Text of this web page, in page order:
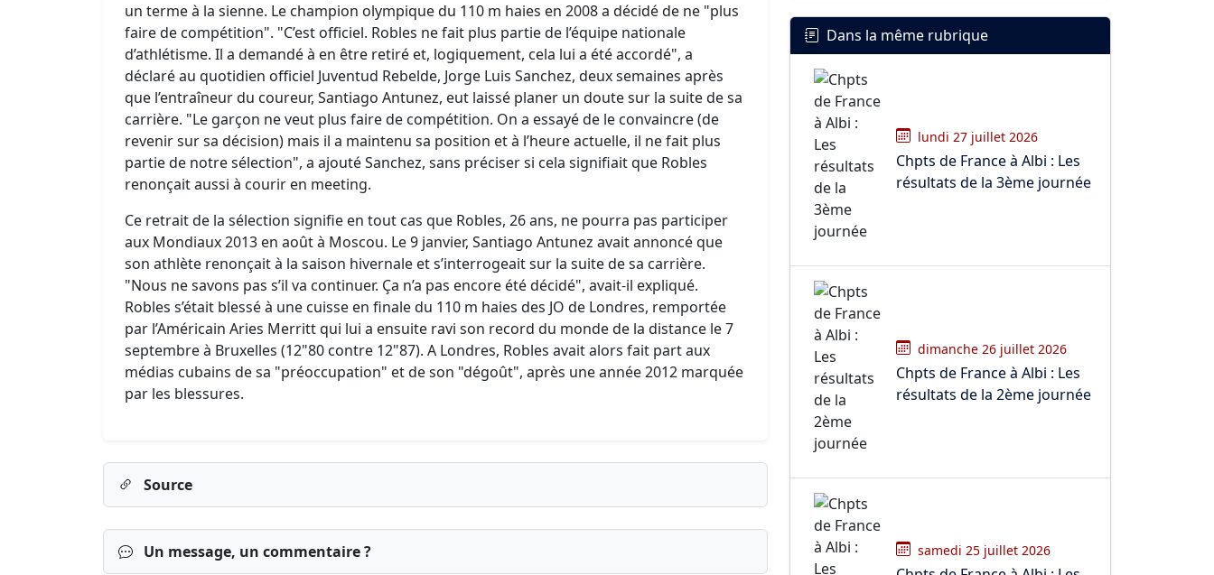
un terme à la sienne. Le champion olympique du 110 m haies en 2008 a décidé de ne "plus
faire de compétition". "C’est officiel. Robles ne fait plus partie de l’équipe nationale
d’athlétisme. Il a demandé à en être retiré et, logiquement, cela lui a été accordé", a
déclaré au quotidien officiel Juventud Rebelde, Jorge Luis Sanchez, deux semaines après
que l’entraîneur du coureur, Santiago Antunez, eut laissé planer un doute sur la suite de sa
carrière. "Le garçon ne veut plus faire de compétition. On a essayé de le convaincre (de
revenir sur sa décision) mais il a maintenu sa position et à l’heure actuelle, il ne fait plus
partie de notre sélection", a ajouté Sanchez, sans préciser si cela signifiait que Robles
renonçait aussi à courir en meeting.
Ce retrait de la sélection signifie en tout cas que Robles, 26 ans, ne pourra pas participer
aux Mondiaux 2013 en août à Moscou. Le 9 janvier, Santiago Antunez avait annoncé que
son athlète renonçait à la saison hivernale et s’interrogeait sur la suite de sa carrière.
"Nous ne savons pas s’il va continuer. Ça n’a pas encore été décidé", avait-il expliqué.
Robles s’était blessé à une cuisse en finale du 110 m haies des JO de Londres, remportée
par l’Américain Aries Merritt qui lui a ensuite ravi son record du monde de la distance le 7
septembre à Bruxelles (12"80 contre 12"87). A Londres, Robles avait alors fait part aux
médias cubains de sa "préoccupation" et de son "dégoût", après une année 2012 marquée
par les blessures.
Source
Un message, un commentaire ?
Dans la même rubrique
lundi 27 juillet 2026
Chpts de France à Albi : Les
résultats de la 3ème journée
dimanche 26 juillet 2026
Chpts de France à Albi : Les
résultats de la 2ème journée
samedi 25 juillet 2026